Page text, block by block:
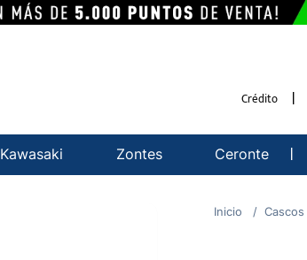
Crédito
Kawasaki Zontes Ceronte